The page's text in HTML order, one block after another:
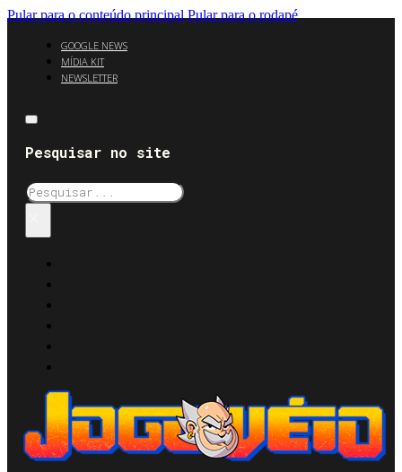
Pular para o conteúdo principal Pular para o rodapé
GOOGLE NEWS
MÍDIA KIT
NEWSLETTER
Pesquisar no site
Pesquisar